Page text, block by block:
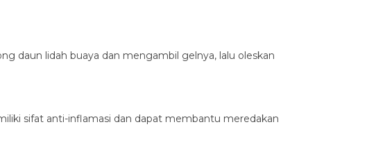
daun lidah buaya dan mengambil gelnya, lalu oleskan
sifat anti-inflamasi dan dapat membantu meredakan